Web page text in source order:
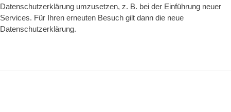
Datenschutzerklärung umzusetzen, z. B. bei der Einführung neuer
Services. Für Ihren erneuten Besuch gilt dann die neue
Datenschutzerklärung.